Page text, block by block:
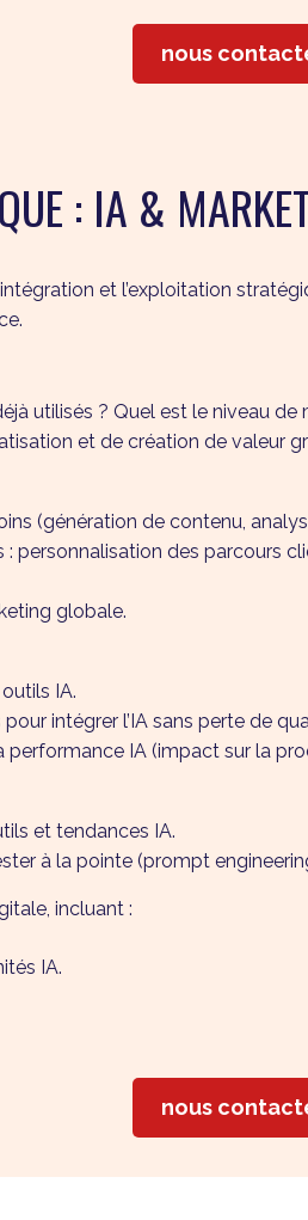
nous
: IA &
et l’exploitation
utilisés ? Quel est le niveau de
et de création de valeur
(génération de contenu,
: personnalisation des
globale.
IA.
intégrer l’IA sans perte de
performance IA (impact sur la
et tendances IA.
à la pointe (prompt
incluant :
IA.
nous